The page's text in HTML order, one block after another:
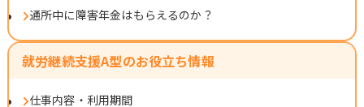
通所中に障害年金はもらえるのか？
就労継続支援A型のお役立ち情報
仕事内容・利用期間